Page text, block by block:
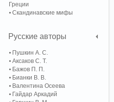
Греции
Скандинавские мифы
Русские авторы
Пушкин А. С.
Аксаков С. Т.
Бажов П. П.
Бианки В. В.
Валентина Осеева
Гайдар Аркадий